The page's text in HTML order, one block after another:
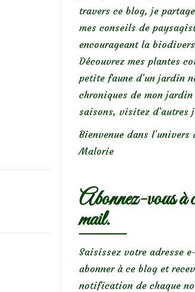
travers ce blog, je
mes conseils de
encourageant la
Découvrez mes plantes
petite faune d’un jardin
chroniques de mon
saisons, visitez d’autres
Bienvenue dans l’univers
Malorie
Abonnez-vous à
mail.
Saisissez votre adresse
abonner à ce blog et
notification de chaque